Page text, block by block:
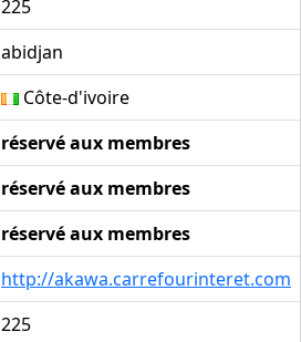
225
abidjan
Côte-d'ivoire
réservé aux membres
réservé aux membres
réservé aux membres
http://akawa.carrefourinteret.com
225